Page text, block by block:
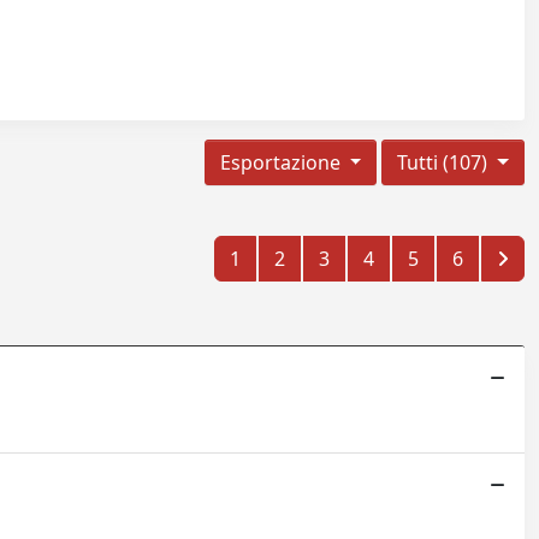
Tutti (107)
Esportazione
1 2 3 4 5 6